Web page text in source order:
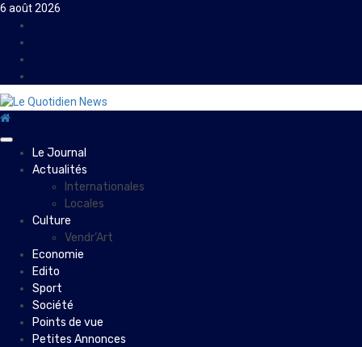
Skip
content
6 août 2026
PrimaryLe Journal
Actualités
Internationales
Locales
Culture
Vendr’Art
Economie
Edito
Sport
Société
Points de vue
Petites Annonces